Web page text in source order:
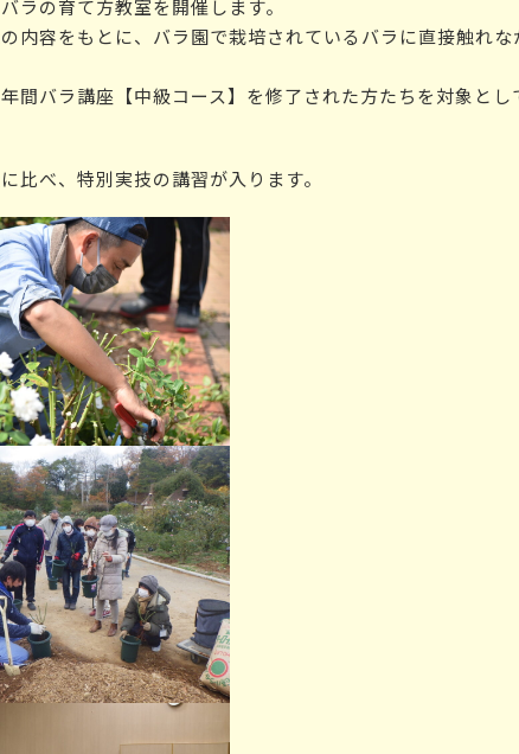
ラの育て方教室を開催します。
内容をもとに、バラ園で栽培されているバラに直接触れな
間バラ講座【中級コース】を修了された方たちを対象と
比べ、特別実技の講習が入ります。